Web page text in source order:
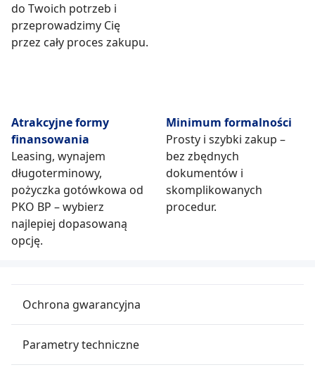
do Twoich potrzeb i
przeprowadzimy Cię
przez cały proces zakupu.
Atrakcyjne formy
finansowania
Leasing, wynajem
długoterminowy,
pożyczka gotówkowa od
PKO BP – wybierz
najlepiej dopasowaną
opcję.
Minimum formalności
Prosty i szybki zakup –
bez zbędnych
dokumentów i
skomplikowanych
procedur.
Ochrona gwarancyjna
Parametry techniczne